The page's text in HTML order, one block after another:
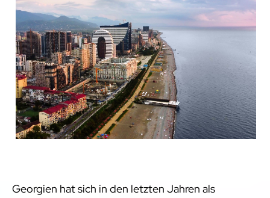
Georgien hat sich in den letzten Jahren als